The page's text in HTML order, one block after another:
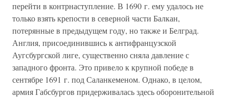
перейти в контрнаступление. В 1690 г. ему удалось не
только взять крепости в северной части Балкан,
потерянные в предыдущем году, но также и Белград.
Англия, присоединившись к антифранцузской
Аугсбургской лиге, существенно сняла давление с
западного фронта. Это привело к крупной победе в
сентябре 1691 г. под Саланкеменом. Однако, в целом,
армия Габсбургов придерживалась здесь оборонительной